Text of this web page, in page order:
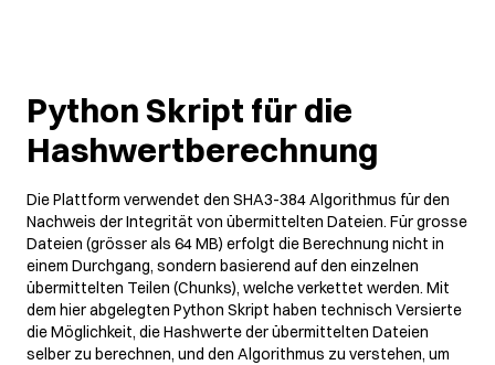
Python Skript für die
Hashwertberechnung
Die Plattform verwendet den SHA3-384 Algorithmus für den
Nachweis der Integrität von übermittelten Dateien. Für grosse
Dateien (grösser als 64 MB) erfolgt die Berechnung nicht in
einem Durchgang, sondern basierend auf den einzelnen
übermittelten Teilen (Chunks), welche verkettet werden. Mit
dem hier abgelegten Python Skript haben technisch Versierte
die Möglichkeit, die Hashwerte der übermittelten Dateien
selber zu berechnen, und den Algorithmus zu verstehen, um